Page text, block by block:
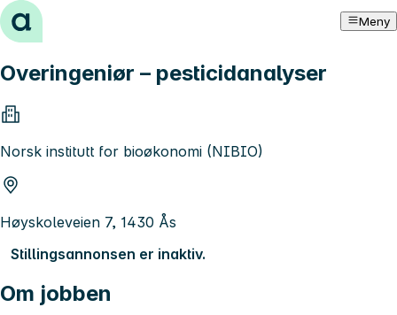
Hopp til innhold Meny
Overingeniør – pesticidanalyser
Norsk institutt for bioøkonomi (NIBIO)
Høyskoleveien 7, 1430 Ås
Stillingsannonsen er inaktiv.
Om jobben